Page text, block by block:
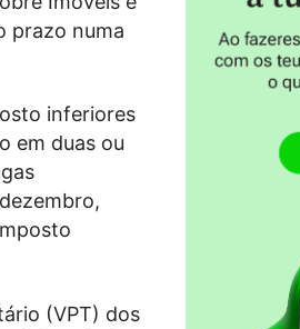
prazo numa
inferiores
em duas ou
(VPT) dos